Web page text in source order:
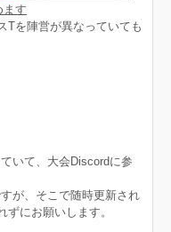
ます
Tを陣営が異なっていても
いて、大会Discordに参
が、そこで随時更新され
にお願いします。